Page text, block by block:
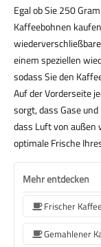
Egal ob Sie 250
Kaffeebohnen
einem speziellen
sodass Sie den
Auf der Vorderseite
sorgt, dass Gase
dass Luft von außen
optimale Frische
Mehr entdecken
Frischer Kaffee
Gemahlener